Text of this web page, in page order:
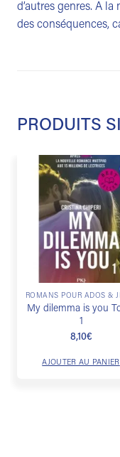
d’autres genres. A
des conséquences,
PRODUITS
My dilemma is you
1
8,10€
AJOUTER AU PANIER